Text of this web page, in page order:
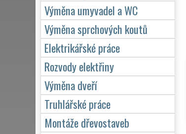
Výměna umyvadel a WC
Výměna sprchových koutů
Elektrikářské práce
Rozvody elektřiny
Výměna dveří
Truhlářské práce
Montáže dřevostaveb